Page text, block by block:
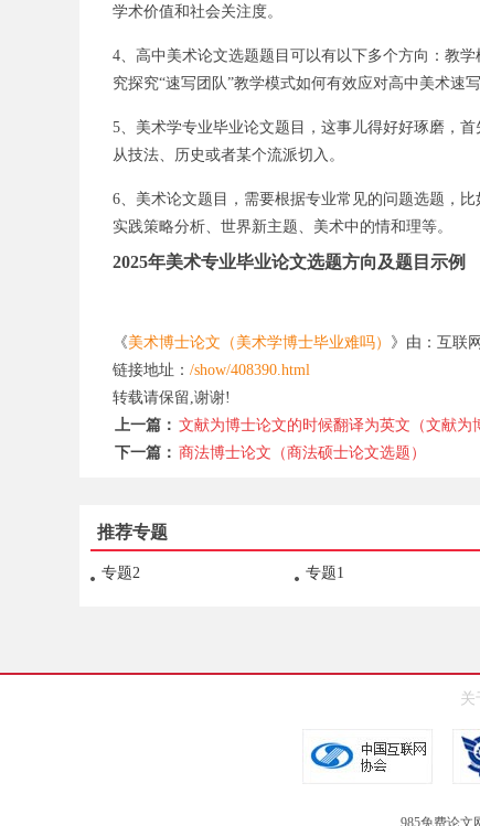
学术价值和社会关注度。
4、高中美术论文选题题目可以有以下多个方向：教
究探究“速写团队”教学模式如何有效应对高中美术速
5、美术学专业毕业论文题目，这事儿得好好琢磨，
从技法、历史或者某个流派切入。
6、美术论文题目，需要根据专业常见的问题选题，
实践策略分析、世界新主题、美术中的情和理等。
2025年美术专业毕业论文选题方向及题目示例
《美术博士论文（美术学博士毕业难吗） 》由： 互联
链接地址： /show/408390.html
转载请保留,谢谢!
上一篇： 文献为博士论文的时候翻译为英文（文献为
下一篇： 商法博士论文（商法硕士论文选题）
推荐专题
专题2 专题1
985免费论文